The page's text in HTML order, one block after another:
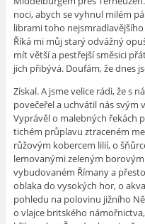
noci, abych se vyhnul milém
librami toho
Říká mi můjstarýodvážný
mít větší a pestřejší směsici
jich přibývá. Doufám, že dnes
Získal. A jsme velice rádi, že s
povečeřel a uchvátil nás
Vyprávěl o malebných řekách
tichém průplavu ztraceném
růžovým kobercem lilií, o
lemovanými zeleným
vybudovaném Římany a
oblaka do vysokých hor, o
pohledu na polovinu jižního
o vlajce britského